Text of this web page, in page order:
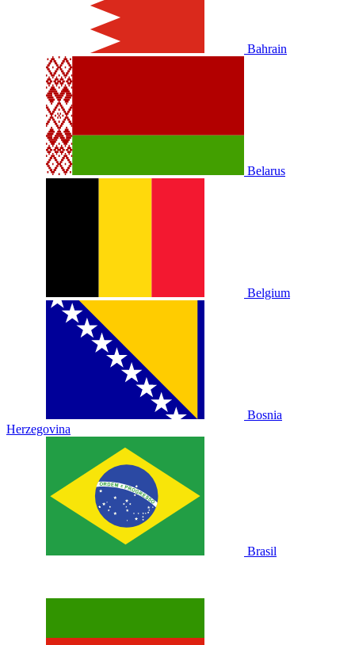
Bahrain
Belarus
Belgium
Bosnia
Herzegovina
Brasil